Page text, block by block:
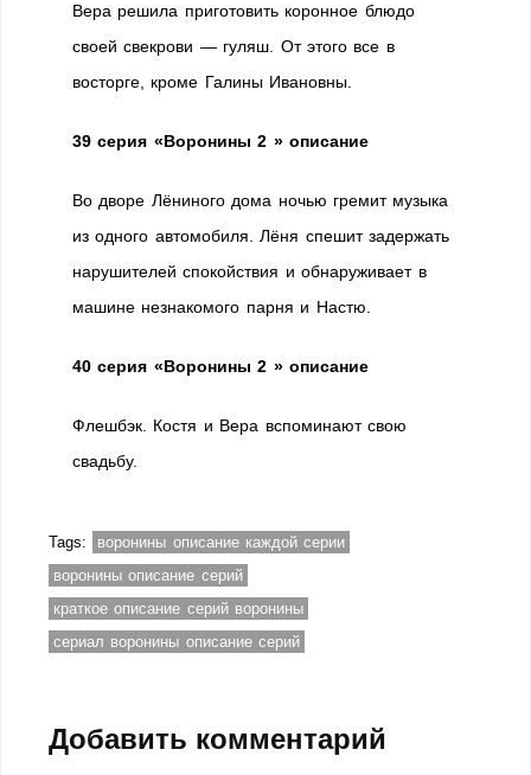
Вера решила приготовить коронное блюдо
своей свекрови — гуляш. От этого все в
восторге, кроме Галины Ивановны.
39 серия «Воронины 2 » описание
Во дворе Лёниного дома ночью гремит музыка
из одного автомобиля. Лёня спешит задержать
нарушителей спокойствия и обнаруживает в
машине незнакомого парня и Настю.
40 серия «Воронины 2 » описание
Флешбэк. Костя и Вера вспоминают свою
свадьбу.
Tags:
воронины описание каждой серии
воронины описание серий
краткое описание серий воронины
сериал воронины описание серий
Добавить комментарий